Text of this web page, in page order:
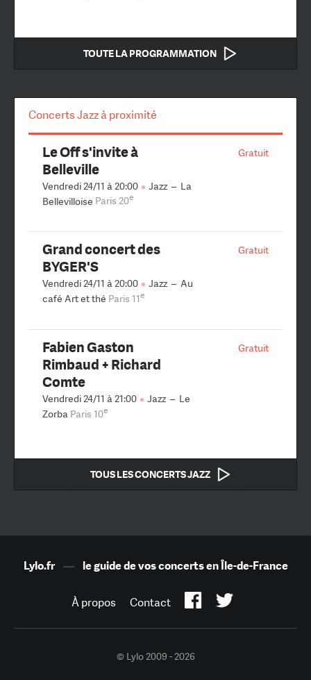
TOUTE LA PROGRAMMATION
Concerts Jazz à proximité
Gratuit
Le Off s'invite à
Belleville
Vendredi 24/11 à 20:00 Jazz – La
Bellevilloise Paris 20e
Gratuit
Grand concert des
BYGER'S
Vendredi 24/11 à 20:00 Jazz – Au
café Art et thé Paris 11e
Gratuit
Fabien Gaston
Rimbaud + Richard
Comte
Vendredi 24/11 à 21:00 Jazz – Le
Zorba Paris 10e
TOUS LES CONCERTS JAZZ
Lylo.fr— le guide de vos concerts en Île-de-France
À propos Contact
© Lylo 2009 - 2026